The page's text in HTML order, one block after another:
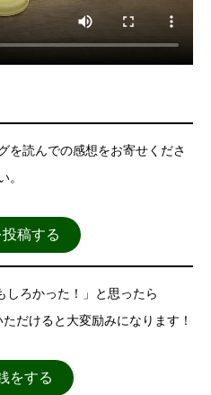
を読んでの感想をお寄せくださ
。
稿する
しろかった！」と思ったら
だけると大変励みになります！
をする